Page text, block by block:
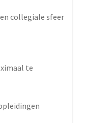
collegiale sfeer
te